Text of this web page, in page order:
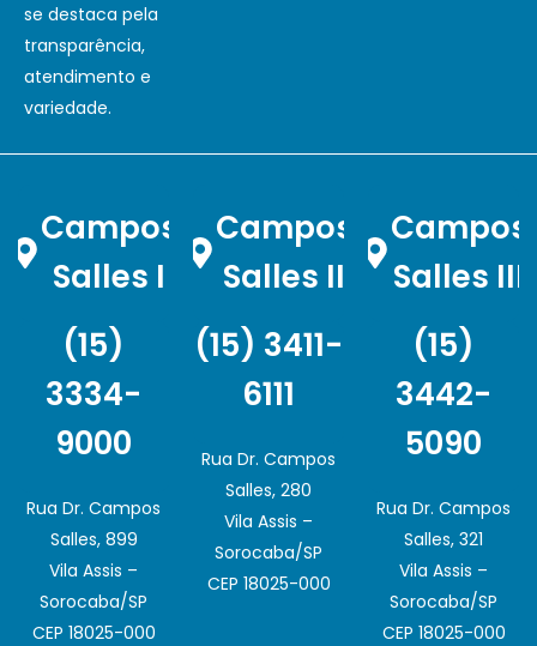
se destaca pela
transparência,
atendimento e
variedade.
Campos
Salles I
(15)
3334-
9000
Rua Dr. Campos
Salles, 899
Vila Assis –
Sorocaba/SP
CEP 18025-000
Campos
Salles II
(15) 3411-
6111
Rua Dr. Campos
Salles, 280
Vila Assis –
Sorocaba/SP
CEP 18025-000
Campos
Salles III
(15)
3442-
5090
Rua Dr. Campos
Salles, 321
Vila Assis –
Sorocaba/SP
CEP 18025-000